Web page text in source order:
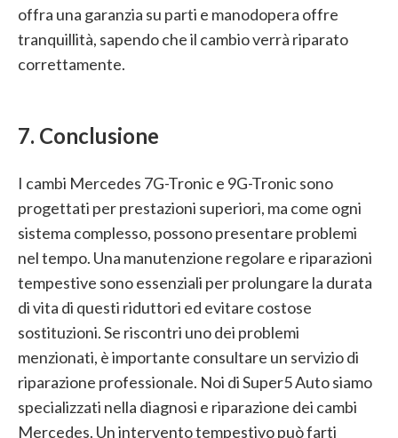
offra una garanzia su parti e manodopera offre
tranquillità, sapendo che il cambio verrà riparato
correttamente.
7. Conclusione
I cambi Mercedes 7G-Tronic e 9G-Tronic sono
progettati per prestazioni superiori, ma come ogni
sistema complesso, possono presentare problemi
nel tempo. Una manutenzione regolare e riparazioni
tempestive sono essenziali per prolungare la durata
di vita di questi riduttori ed evitare costose
sostituzioni. Se riscontri uno dei problemi
menzionati, è importante consultare un servizio di
riparazione professionale. Noi di Super5 Auto siamo
specializzati nella diagnosi e riparazione dei cambi
Mercedes. Un intervento tempestivo può farti